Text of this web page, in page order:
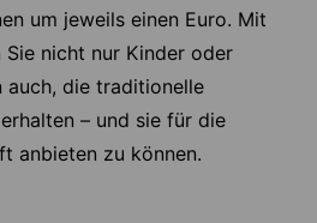
um jeweils einen Euro. Mit
Sie nicht nur Kinder oder
auch, die traditionelle
– und sie für die
anbieten zu können.